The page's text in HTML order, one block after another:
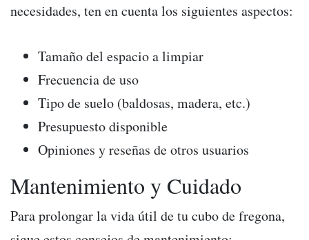
necesidades, ten en cuenta los siguientes aspectos:
Tamaño del espacio a limpiar
Frecuencia de uso
Tipo de suelo (baldosas, madera, etc.)
Presupuesto disponible
Opiniones y reseñas de otros usuarios
Mantenimiento y Cuidado
Para prolongar la vida útil de tu cubo de fregona,